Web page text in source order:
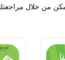
من خلال مراجعتك